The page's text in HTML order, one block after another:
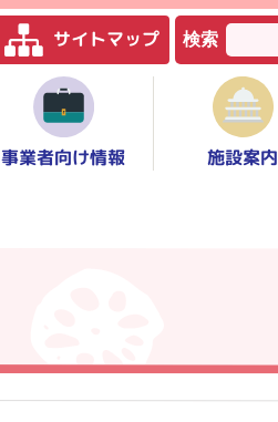
サイトマップ 検索
事業者向け情報 施設案内